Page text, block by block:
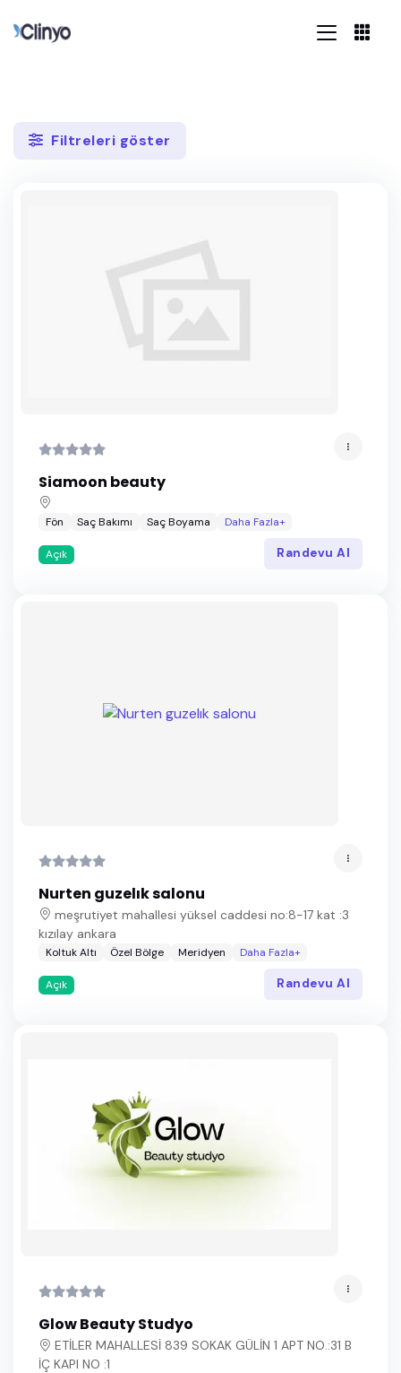
Filtreleri göster
Siamoon beauty
Fön Saç Bakımı Saç Boyama Daha Fazla+
Açık Randevu Al
Nurten guzelık salonu
meşrutiyet mahallesi yüksel caddesi no:8-17 kat :3
kızılay ankara
Koltuk Altı Özel Bölge Meridyen Daha Fazla+
Açık Randevu Al
Glow Beauty Studyo
ETİLER MAHALLESİ 839 SOKAK GÜLİN 1 APT NO.:31 B
İÇ KAPI NO :1